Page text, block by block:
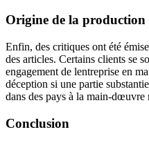
Origine de la production
Enfin, des critiques ont été
des articles. Certains clients se
engagement de lentreprise en
déception si une partie
dans des pays à la main-dœuvre
Conclusion